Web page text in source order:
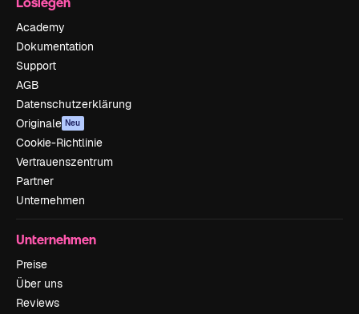
Academy
Dokumentation
Support
AGB
Datenschutzerklärung
Originale Neu
Cookie-Richtlinie
Vertrauenszentrum
Partner
Unternehmen
Unternehmen
Preise
Über uns
Reviews